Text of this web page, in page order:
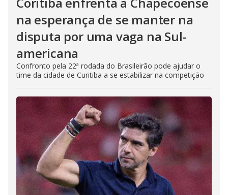
na esperança de se manter na
disputa por uma vaga na Sul-
americana
Confronto pela 22ª rodada do Brasileirão pode ajudar o
time da cidade de Curitiba a se estabilizar na competição